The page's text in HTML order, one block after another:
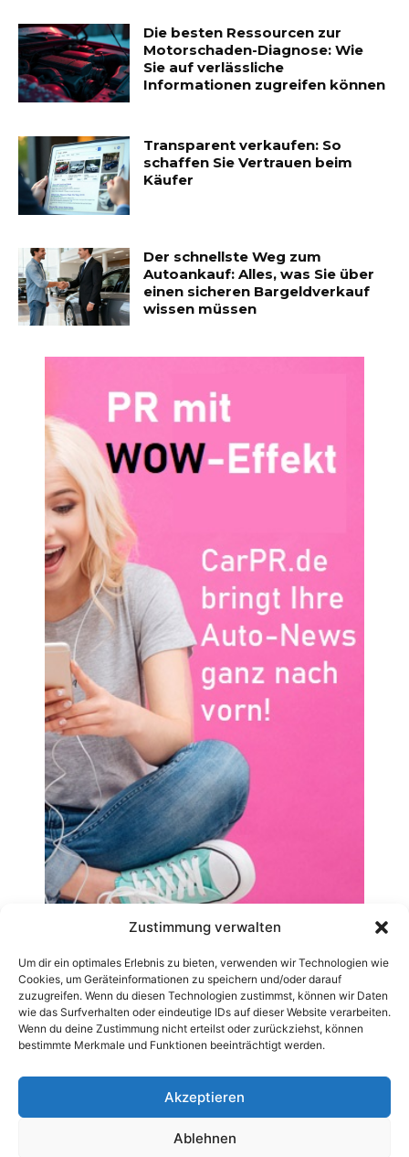
Zustimmung verwalten
Um dir ein optimales Erlebnis zu bieten, verwenden wir Technologien wie
Cookies, um Geräteinformationen zu speichern und/oder darauf
zuzugreifen. Wenn du diesen Technologien zustimmst, können wir Daten
wie das Surfverhalten oder eindeutige IDs auf dieser Website verarbeiten.
Wenn du deine Zustimmung nicht erteilst oder zurückziehst, können
bestimmte Merkmale und Funktionen beeinträchtigt werden.
Akzeptieren
Ablehnen
Die besten Ressourcen zur
Motorschaden-Diagnose: Wie
Sie auf verlässliche
Informationen zugreifen können
Transparent verkaufen: So
schaffen Sie Vertrauen beim
Käufer
Der schnellste Weg zum
Autoankauf: Alles, was Sie über
einen sicheren Bargeldverkauf
wissen müssen